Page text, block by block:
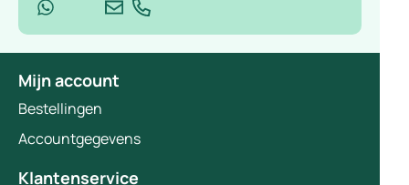
Mijn account
Bestellingen
Accountgegevens
Klantenservice